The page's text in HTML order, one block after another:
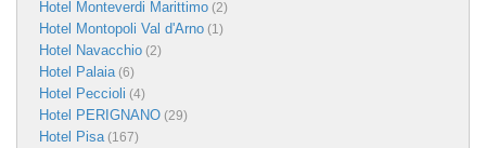
Hotel Monteverdi Marittimo (2)
Hotel Montopoli Val d'Arno (1)
Hotel Navacchio (2)
Hotel Palaia(6)
Hotel Peccioli (4)
Hotel PERIGNANO (29)
Hotel Pisa(167)